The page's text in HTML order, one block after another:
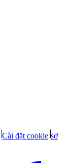
Cài đặt cookie sơ